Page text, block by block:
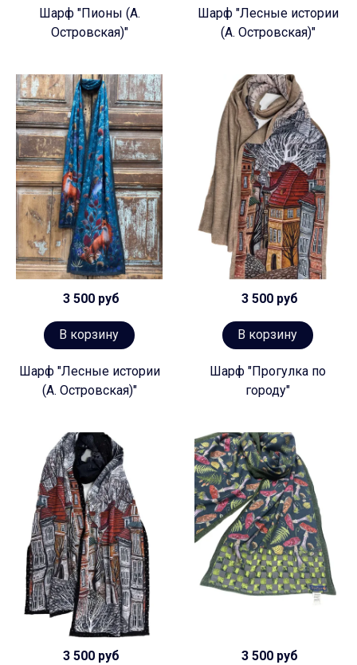
Шарф "Пионы (А.
Островская)"
Шарф "Лесные истории
(А. Островская)"
3 500 руб
В корзину
Шарф "Лесные истории
(А. Островская)"
3 500 руб
В корзину
Шарф "Прогулка по
городу"
3 500 руб 3 500 руб